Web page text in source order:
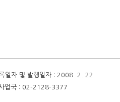
일자 및 발행일자 : 2008. 2. 22
사업국 : 02-2128-3377